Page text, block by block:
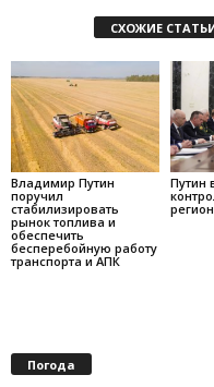
СХОЖИЕ
Владимир Путин
поручил
стабилизировать
рынок топлива и
обеспечить
бесперебойную работу
транспорта и АПК
Путин
Погода